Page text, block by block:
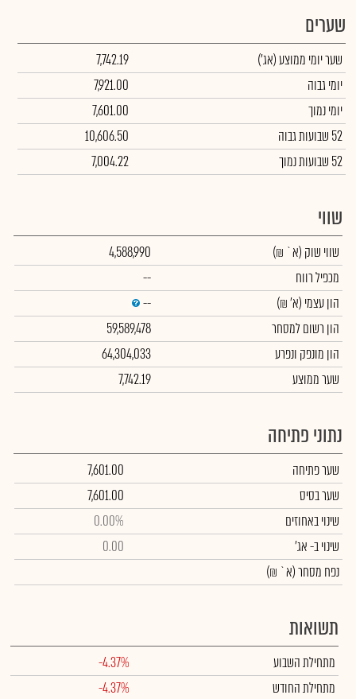
שערים
שער יומי ממוצע(אג')
7,742.19
יומי גבוה
7,921.00
יומי נמוך
7,601.00
52 שבועות גבוה
10,606.50
52 שבועות נמוך
7,004.22
שווי
שווי שוק (א` ₪)
4,588,990
מכפיל רווח
--
הון עצמי (א' ₪)
--
הון רשום למסחר
59,589,478
הון מונפק ונפרע
64,304,033
שער ממוצע
7,742.19
נתוני פתיחה
שער פתיחה
7,601.00
שער בסיס
7,601.00
שינוי באחוזים
0.00%
שינויב- אג'
0.00
נפח מסחר(א` ₪)
תשואות
מתחילת השבוע
-4.37%
מתחילת החודש
-4.37%